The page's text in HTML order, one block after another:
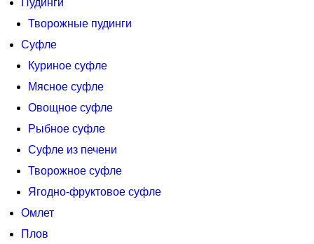
Творожные пудинги
Суфле
Куриное суфле
Мясное суфле
Овощное суфле
Рыбное суфле
Суфле из печени
Творожное суфле
Ягодно-фруктовое суфле
Омлет
Плов